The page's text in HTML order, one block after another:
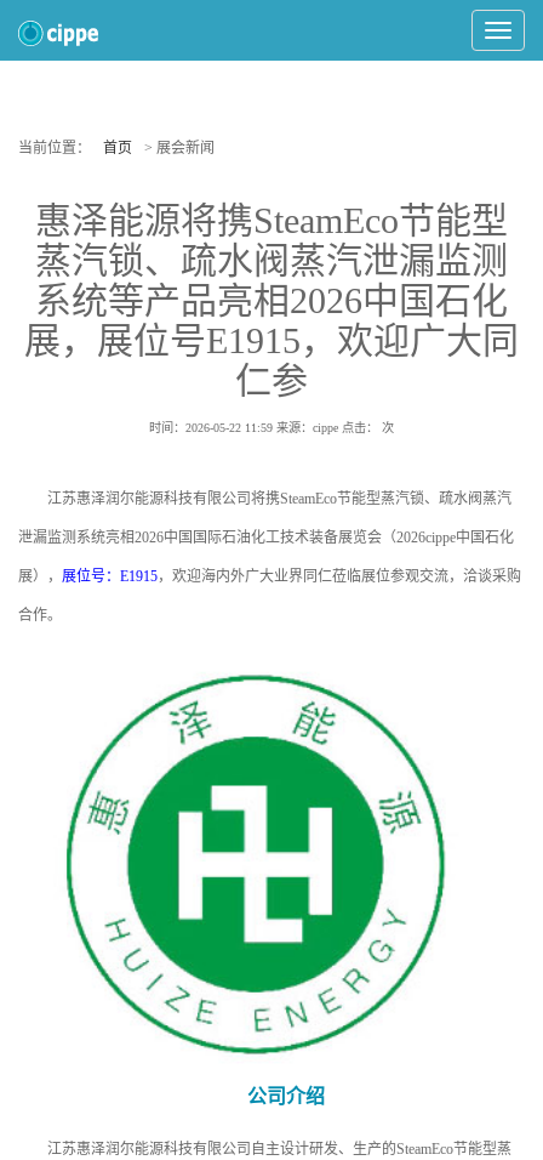
Toggle
当前位置： 首页 > 展会新闻
惠泽能源将携SteamEco节能型
蒸汽锁、疏水阀蒸汽泄漏监测
系统等产品亮相2026中国石化
展，展位号E1915，欢迎广大同
仁参
时间：2026-05-22 11:59 来源：cippe 点击： 次
江苏惠泽润尔能源科技有限公司将携SteamEco节能型蒸汽锁、疏水阀蒸汽
泄漏监测系统亮相2026中国国际石油化工技术装备展览会（2026cippe中国石化
展）， 展位号：E1915，欢迎海内外广大业界同仁莅临展位参观交流，洽谈采购
合作。
公司介绍
江苏惠泽润尔能源科技有限公司自主设计研发、生产的SteamEco节能型蒸